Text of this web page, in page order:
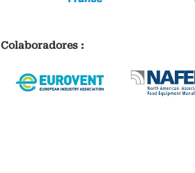
Colaboradores :